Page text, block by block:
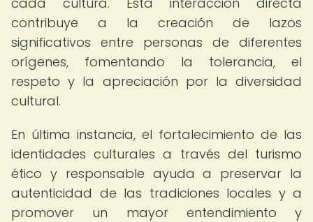
contribuye a la creación de lazos
significativos entre personas de diferentes
orígenes, fomentando la tolerancia, el
respeto y la apreciación por la diversidad
cultural.
En última instancia, el fortalecimiento de las
identidades culturales a través del turismo
ético y responsable ayuda a preservar la
autenticidad de las tradiciones locales y a
promover un mayor entendimiento y